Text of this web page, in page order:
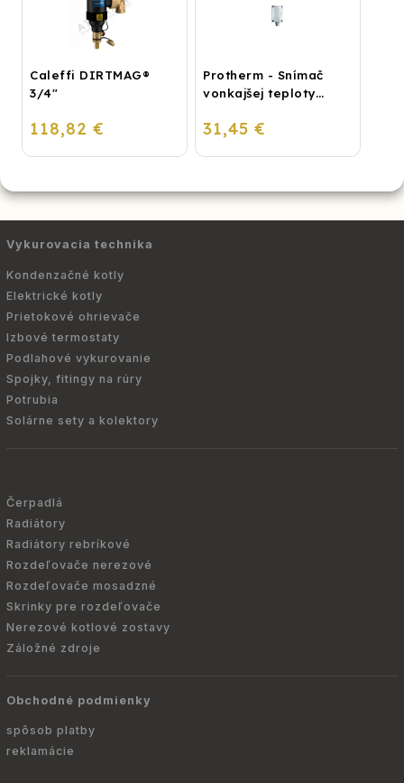
Caleffi DIRTMAG®
3/4"
118,82 €
Protherm - Snímač
vonkajšej teploty
eBus zbernicou
31,45 €
Vykurovacia technika
Kondenzačné kotly
Elektrické kotly
Prietokové ohrievače
Izbové termostaty
Podlahové vykurovanie
Spojky, fitingy na rúry
Potrubia
Solárne sety a kolektory
Čerpadlá
Radiátory
Radiátory rebríkové
Rozdeľovače nerezové
Rozdeľovače mosadzné
Skrinky pre rozdeľovače
Nerezové kotlové zostavy
Záložné zdroje
Obchodné podmienky
spôsob platby
reklamácie